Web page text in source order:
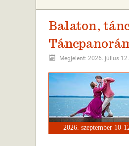
Balaton,
Megjelent: 2026. július 12.
2026. szeptember 10-